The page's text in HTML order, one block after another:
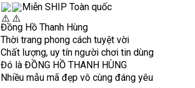
Miễn SHIP Toàn quốc
Đồng Hồ Thanh Hùng
Thời trang phong cách tuyệt vời
Chất lượng, uy tín người chơi tin dùng
Đó là ĐỒNG HỒ THANH HÙNG
Nhiều mẫu mã đẹp vô cùng đáng yêu